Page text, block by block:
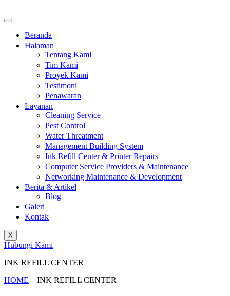
Beranda
Halaman
Tentang Kami
Tim Kami
Proyek Kami
Testimoni
Penawaran
Layanan
Cleaning Service
Pest Control
Water Threatment
Management Building System
Ink Refill Center & Printer Repairs
Computer Service Providers & Maintenance
Networking Maintenance & Development
Berita & Artikel
Blog
Galeri
Kontak
X
Hubungi Kami
INK REFILL CENTER
HOME – INK REFILL CENTER